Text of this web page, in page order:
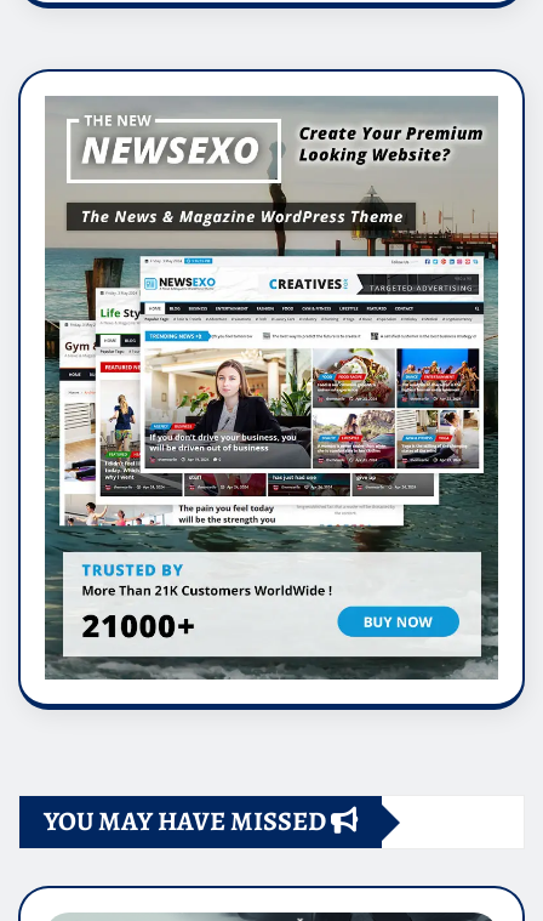
YOU MAY HAVE MISSED